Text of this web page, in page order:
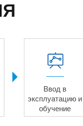

Ввод в
эксплуатацию и
обучение